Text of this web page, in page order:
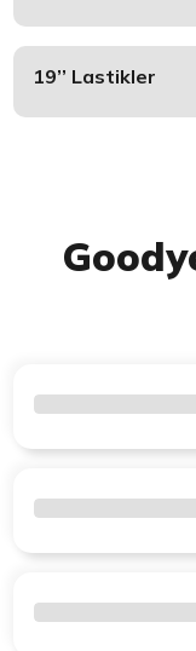
19’’ Lastikler